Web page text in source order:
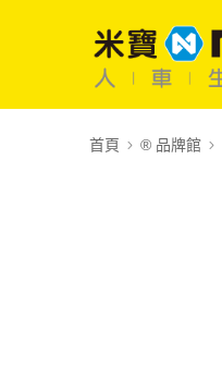
首頁 ®️ 品牌館